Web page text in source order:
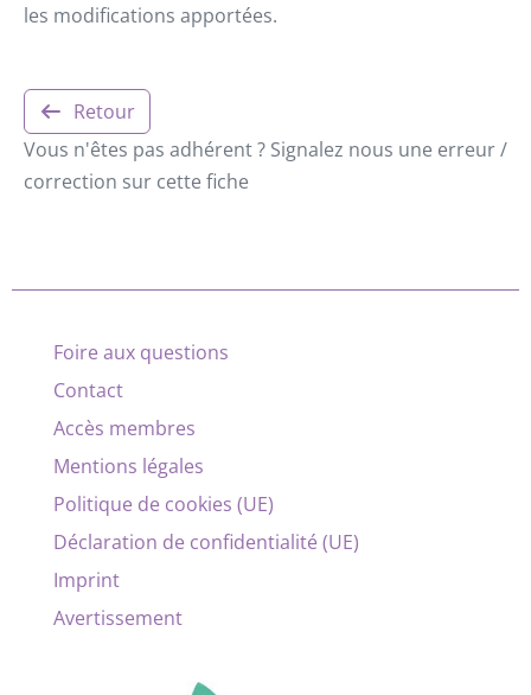
les modifications apportées.
Retour
Vous n'êtes pas adhérent ? Signalez nous une erreur /
correction sur cette fiche
Foire aux questions
Contact
Accès membres
Mentions légales
Politique de cookies (UE)
Déclaration de confidentialité (UE)
Imprint
Avertissement